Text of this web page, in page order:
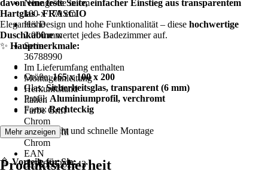
Nenngröße in cm
100 x 170 cm
Höhe
2.000 mm
Serie
36788990
Im Lieferumfang enthalten
Montageanleitung
Herkunftsland
Italien
Farbe Griff
Chrom
Farbe Profil
Chrom
EAN
8056666262643
davon eine feste Seite, einfacher Einstieg aus transparentem
Hartglas - FRASCIO
Elegantes Design und hohe Funktionalität – diese hochwertige
Duschkabinewertet jedes Badezimmer auf.
✨ Hauptmerkmale:
Größe:165 x 100 x 200
Glas:Sicherheitsglas, transparent (6 mm)
Profil: Aluminiumprofil, verchromt
Form:Rechteckig
Pflegeleicht und schnelle Montage
🚿Vorteile für Sie:
Mehr anzeigen
Produktsicherheit